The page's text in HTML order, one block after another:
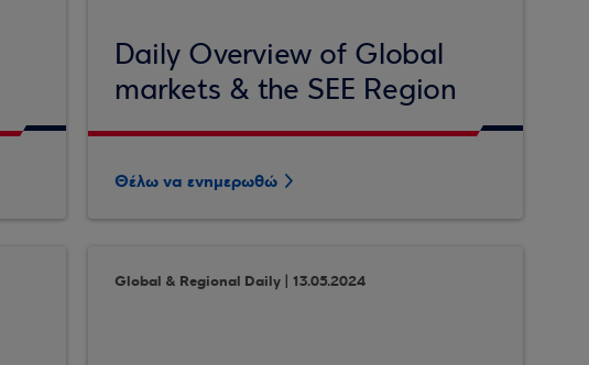
Daily Overview of Global
markets & the SEE Region
Θέλω να ενημερωθώ
Global & Regional Daily | 13.05.2024